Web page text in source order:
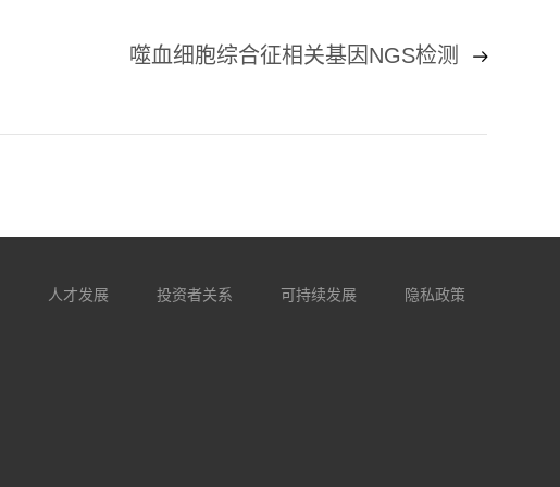
噬血细胞综合征相关基因NGS检测
人才发展 投资者关系 可持续发展 隐私政策